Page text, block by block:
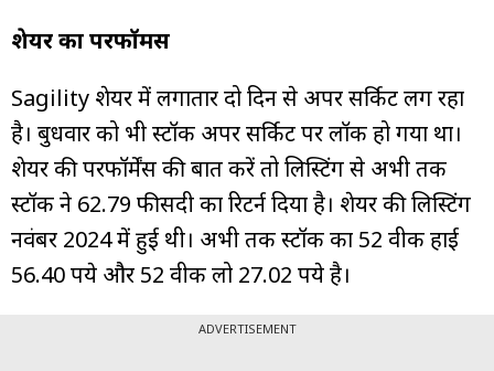
शेयर का परफॉर्मेंस
Sagility शेयर में लगातार दो दिन से अपर सर्किट लग रहा
है। बुधवार को भी स्टॉक अपर सर्किट पर लॉक हो गया था।
शेयर की परफॉर्मेंस की बात करें तो लिस्टिंग से अभी तक
स्टॉक ने 62.79 फीसदी का रिटर्न दिया है। शेयर की लिस्टिंग
नवंबर 2024 में हुई थी। अभी तक स्टॉक का 52 वीक हाई
56.40 रुपये और 52 वीक लो 27.02 रुपये है।
ADVERTISEMENT